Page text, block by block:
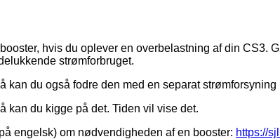
hvis du oplever en overbelastning af din
strømforbruget.
kan du også fodre den med en separat
kan du kigge på det. Tiden vil vise det.
engelsk) om nødvendigheden af en booster: https://